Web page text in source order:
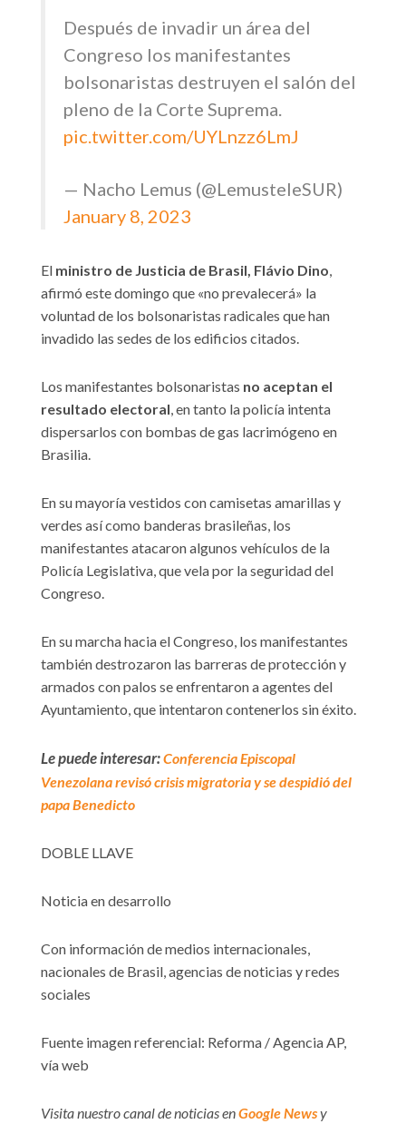
Después de invadir un área del
Congreso los manifestantes
bolsonaristas destruyen el salón del
pleno de la Corte Suprema.
pic.twitter.com/UYLnzz6LmJ
— Nacho Lemus (@LemusteleSUR)
January 8, 2023
El ministro de Justicia de Brasil, Flávio Dino,
afirmó este domingo que «no prevalecerá» la
voluntad de los bolsonaristas radicales que han
invadido las sedes de los edificios citados.
Los manifestantes bolsonaristas no aceptan el
resultado electoral, en tanto la policía intenta
dispersarlos con bombas de gas lacrimógeno en
Brasilia.
En su mayoría vestidos con camisetas amarillas y
verdes así como banderas brasileñas, los
manifestantes atacaron algunos vehículos de la
Policía Legislativa, que vela por la seguridad del
Congreso.
En su marcha hacia el Congreso, los manifestantes
también destrozaron las barreras de protección y
armados con palos se enfrentaron a agentes del
Ayuntamiento, que intentaron contenerlos sin éxito.
Le puede interesar:Conferencia Episcopal
Venezolana revisó crisis migratoria y se despidió del
papa Benedicto
DOBLE LLAVE
Noticia en desarrollo
Con información de medios internacionales,
nacionales de Brasil, agencias de noticias y redes
sociales
Fuente imagen referencial: Reforma / Agencia AP,
vía web
Visita nuestro canal de noticias enGoogle Newsy